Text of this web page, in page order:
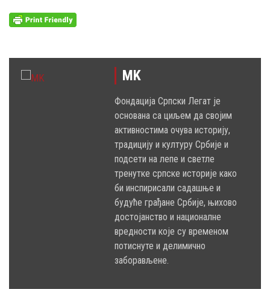
MK
Фондација Српски Легат је
основана са циљем да својим
активностима очува историју,
традицију и културу Србије и
подсети на лепе и светле
тренутке српске историје како
би инспирисали садашње и
будуће грађане Србије, њихово
достојанство и националне
вредности које су временом
потиснуте и делимично
заборављене.